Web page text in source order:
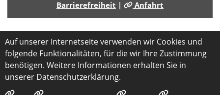
Barrierefreiheit | Anfahrt
Auf unserer Internetseite verwenden wir Cookies und
folgende Funktionalitäten, für die wir Ihre Zustimmung
benötigen. Weitere Informationen erhalten Sie in
unserer Datenschutzerklärung.